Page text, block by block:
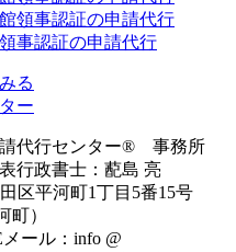
領事認証の申請代行
事認証の申請代行
る
請代行センター® 事務所
行政書士：蓜島 亮
区平河町1丁目5番15号
町）
ール：info @